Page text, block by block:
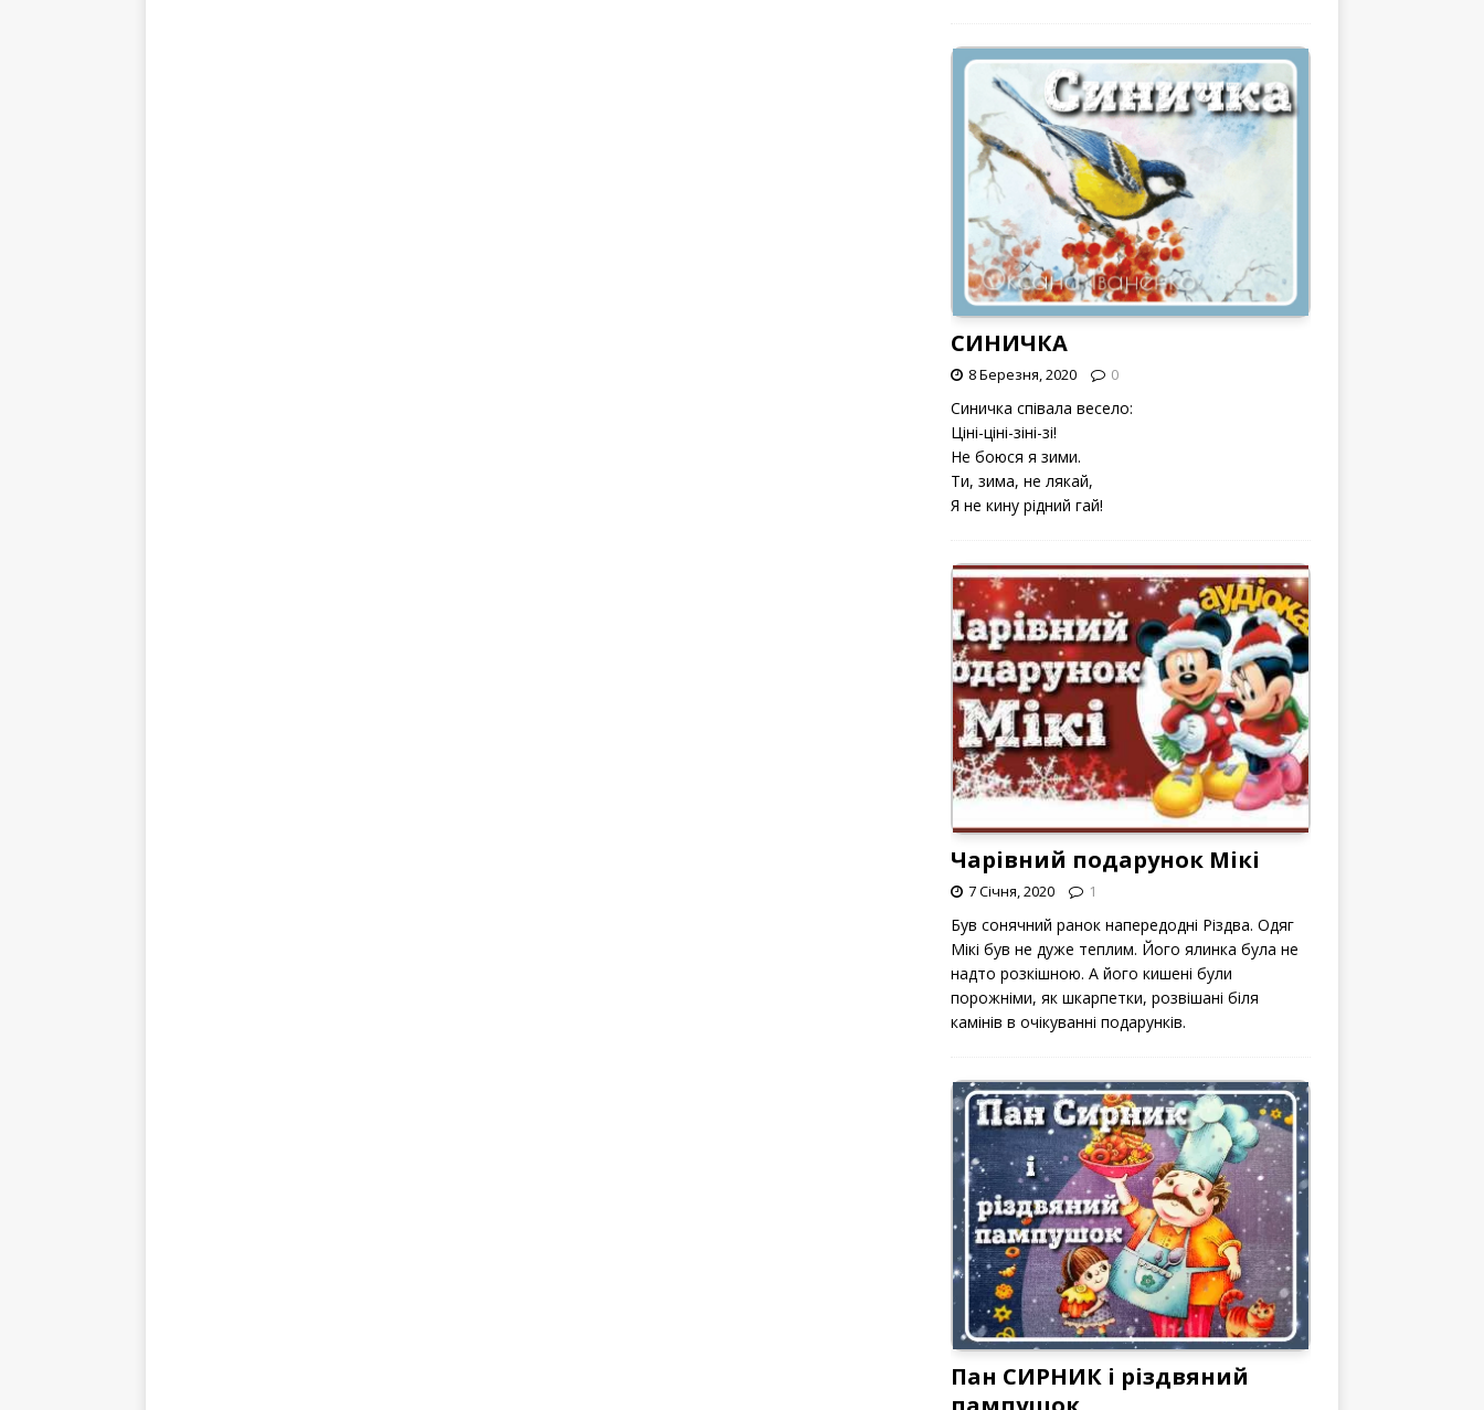
СИНИЧКА
8 Березня, 2020 0
Синичка співала весело:
Ціні-ціні-зіні-зі!
Не боюся я зими.
Ти, зима, не лякай,
Я не кину рідний гай!
Чарівний подарунок Мікі
7 Січня, 2020 1
Був сонячний ранок напередодні Різдва. Одяг
Мікі був не дуже теплим. Його ялинка була не
надто розкішною. А його кишені були
порожніми, як шкарпетки, розвішані біля
камінів в очікуванні подарунків.
Пан СИРНИК і різдвяний